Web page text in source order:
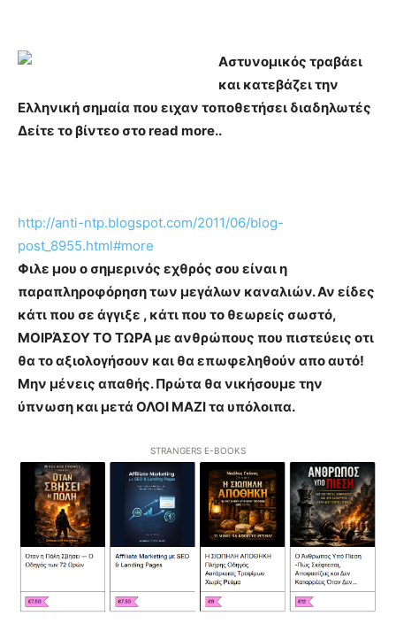
Αστυνομικός τραβάει
και κατεβάζει την
Ελληνική σημαία που ειχαν τοποθετήσει διαδηλωτές
Δείτε το βίντεο στο read more..
http://anti-ntp.blogspot.com/2011/06/blog-
post_8955.html#more
Φιλε μου ο σημερινός εχθρός σου είναι η
παραπληροφόρηση των μεγάλων καναλιών. Αν είδες
κάτι που σε άγγιξε , κάτι που το θεωρείς σωστό,
ΜΟΙΡΆΣΟΥ ΤΟ ΤΩΡΑ με ανθρώπους που πιστεύεις οτι
θα το αξιολογήσουν και θα επωφεληθούν απο αυτό!
Μην μένεις απαθής. Πρώτα θα νικήσουμε την
ύπνωση και μετά ΟΛΟΙ ΜΑΖΙ τα υπόλοιπα.
STRANGERS E-BOOKS